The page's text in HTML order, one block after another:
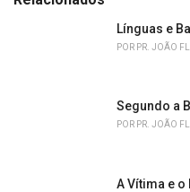
Línguas e
POR PR. JOÃO
Segundo a
POR PR. JOÃO
A Vítima e